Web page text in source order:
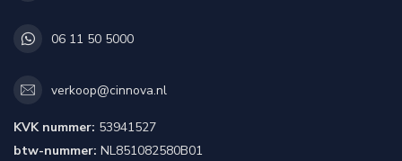
06 11 50 5000
verkoop@cinnova.nl
KVK nummer: 53941527
btw-nummer: NL851082580B01